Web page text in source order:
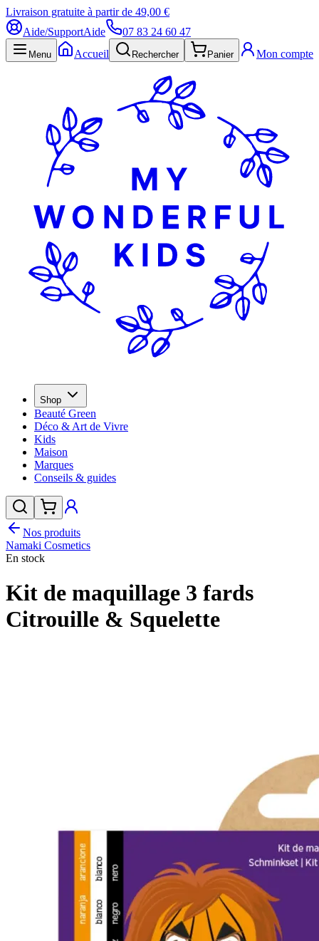
Livraison gratuite à partir de 49,00 €
Aide/SupportAide 07 83 24 60 47
Menu Accueil Rechercher Panier Mon compte
Shop
Beauté Green
Déco & Art de Vivre
Kids
Maison
Marques
Conseils & guides
Nos produits
Namaki Cosmetics
En stock
Kit de maquillage 3 fards
Citrouille & Squelette